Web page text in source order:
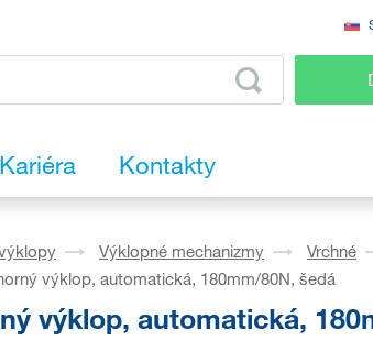
Kariéra Kontakty
Výklopné mechanizmy Vrchné
výklop, automatická, 180mm/80N, šedá
výklop, automatická,